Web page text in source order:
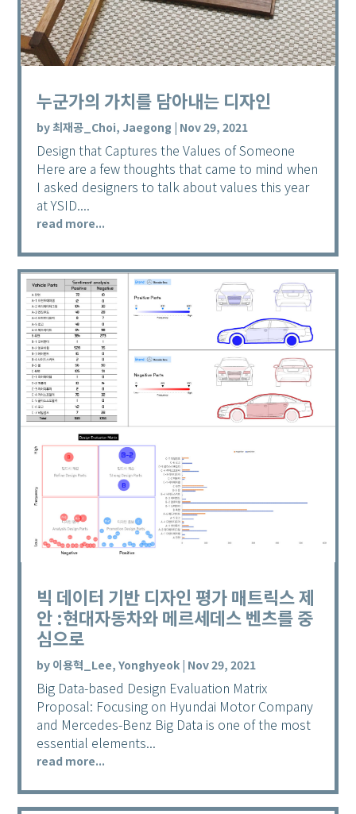
누군가의 가치를 담아내는 디자인
by 최재공_Choi, Jaegong | Nov 29, 2021
Design that Captures the Values of Someone
Here are a few thoughts that came to mind when
I asked designers to talk about values this year
at YSID....
read more...
빅 데이터 기반 디자인 평가 매트릭스 제
안 :현대자동차와 메르세데스 벤츠를 중
심으로
by 이용혁_Lee, Yonghyeok | Nov 29, 2021
Big Data-based Design Evaluation Matrix
Proposal: Focusing on Hyundai Motor Company
and Mercedes-Benz Big Data is one of the most
essential elements...
read more...